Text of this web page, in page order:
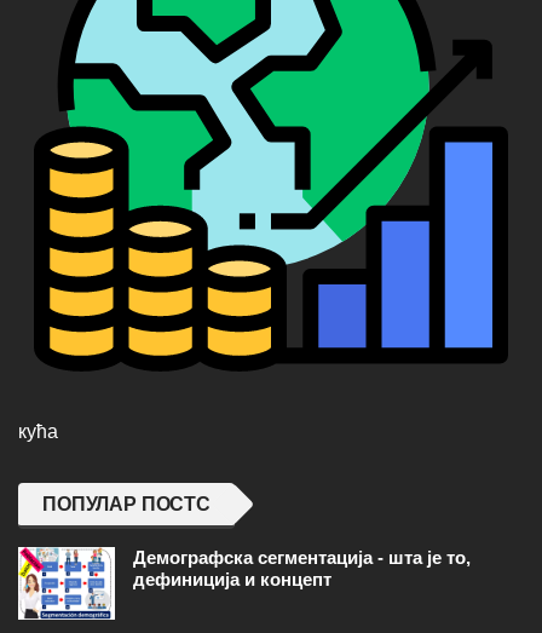
кућа
ПОПУЛАР ПОСТС
Демографска сегментација - шта је то,
дефиниција и концепт